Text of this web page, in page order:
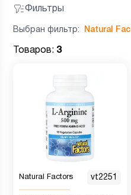
Фильтры
Выбран фильтр: Natural
Товаров: 3
Natural Factors vt2251